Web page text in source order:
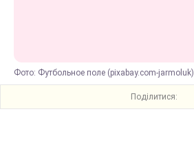
Фото: Футбольное поле (pixabay.com-jarmoluk)
Поділитися: